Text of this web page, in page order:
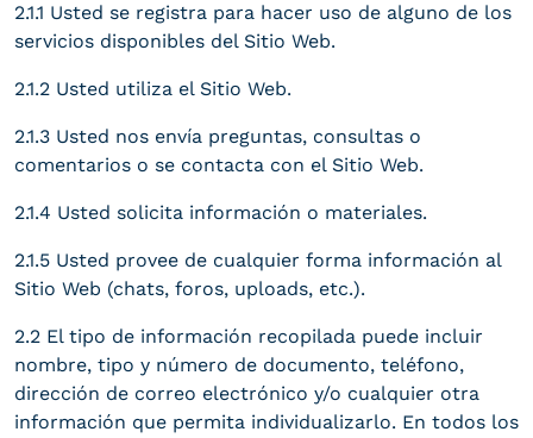
2.1.1 Usted se registra para hacer uso de alguno de los
servicios disponibles del Sitio Web.
2.1.2 Usted utiliza el Sitio Web.
2.1.3 Usted nos envía preguntas, consultas o
comentarios o se contacta con el Sitio Web.
2.1.4 Usted solicita información o materiales.
2.1.5 Usted provee de cualquier forma información al
Sitio Web (chats, foros, uploads, etc.).
2.2 El tipo de información recopilada puede incluir
nombre, tipo y número de documento, teléfono,
dirección de correo electrónico y/o cualquier otra
información que permita individualizarlo. En todos los